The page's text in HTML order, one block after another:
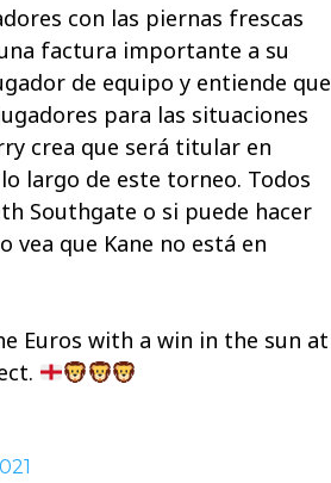
con las piernas frescas
factura importante a su
de equipo y entiende que
para las situaciones
crea que será titular en
largo de este torneo. Todos
Southgate o si puede hacer
vea que Kane no está en
Euros with a win in the sun at